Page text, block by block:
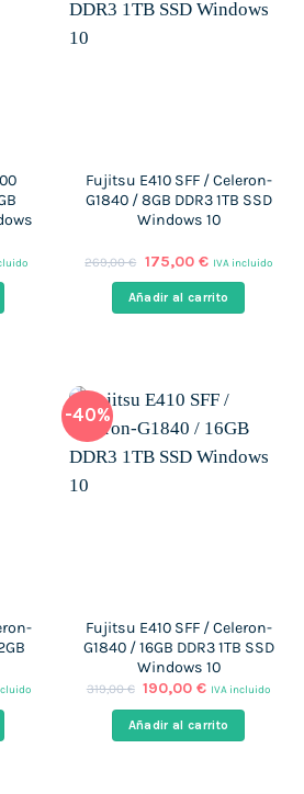
Fujitsu E410 SFF / Celeron-
G1840 / 8GB DDR3 1TB SSD
Windows 10
269,00€ El
original
era:
175,00 €El
actual
es:
IVA incluido
Añadir al carrito
-40%
Fujitsu E410 SFF / Celeron-
G1840 / 16GB DDR3 1TB SSD
Windows 10
319,00€ El
original
era:
190,00€El
actual
es:
IVA incluido
Añadir al carrito